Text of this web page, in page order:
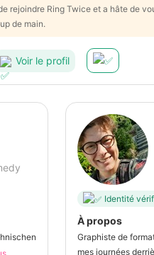
rejoindre Ring Twice et a hâte de
de main.
Voir le profil
Identité
À propos
Graphiste de
mes journées